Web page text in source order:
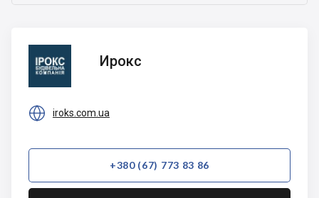
Ирокс
 iroks.com.ua
+380 (67) 773 83 86